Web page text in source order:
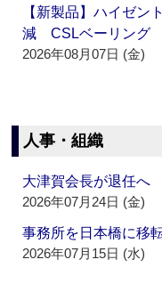
【新製品】ハイゼン
減 CSLベーリング
2026年08月07日 (金)
人事・組織
大津賀会長が退任へ
2026年07月24日 (金)
事務所を日本橋に移
2026年07月15日 (水)